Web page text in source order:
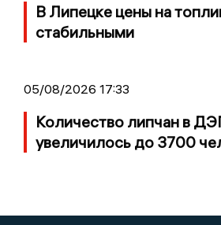
В Липецке цены на
стабильными
05/08/2026 17:33
Количество липчан в
увеличилось до 3700